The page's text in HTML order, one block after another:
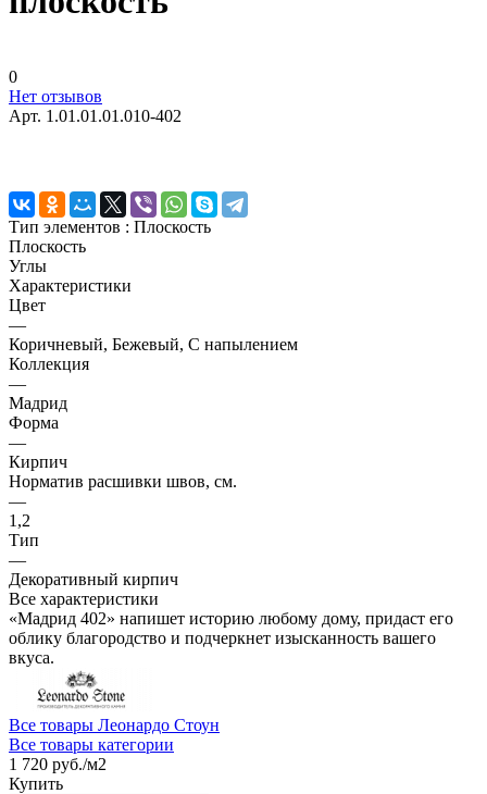
0
Нет отзывов
Арт. 1.01.01.01.010-402
Тип элементов : Плоскость
Плоскость
Углы
Характеристики
Цвет
—
Коричневый, Бежевый, С напылением
Коллекция
—
Мадрид
Форма
—
Кирпич
Норматив расшивки швов, см.
—
1,2
Тип
—
Декоративный кирпич
Все характеристики
«Мадрид 402» напишет историю любому дому, придаст его
облику благородство и подчеркнет изысканность вашего
вкуса.
Все товары Леонардо Стоун
Все товары категории
1 720 руб./м2
Купить